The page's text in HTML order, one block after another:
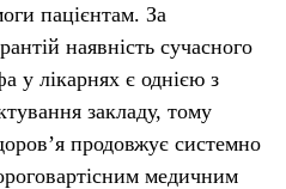
пацієнтам. За
наявність сучасного
у лікарнях є однією з
закладу, тому
продовжує системно
медичним